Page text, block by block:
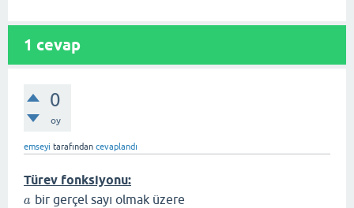
1 cevap
0
oy
emseyi tarafından cevaplandı
Türev fonksiyonu:
a
a bir gerçel sayı olmak üzere